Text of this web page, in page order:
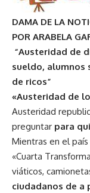
DAMA DE LA
POR ARABELA
“Austeridad de
sueldo, alumnos
de ricos”
«Austeridad de
Austeridad
preguntar para
Mientras en el
«Cuarta
viáticos,
ciudadanos de a